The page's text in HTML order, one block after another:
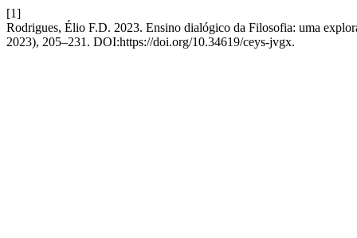
[1]
Rodrigues, Élio F.D. 2023. Ensino dialógico da Filosofia: uma
2023), 205–231. DOI:https://doi.org/10.34619/ceys-jvgx.